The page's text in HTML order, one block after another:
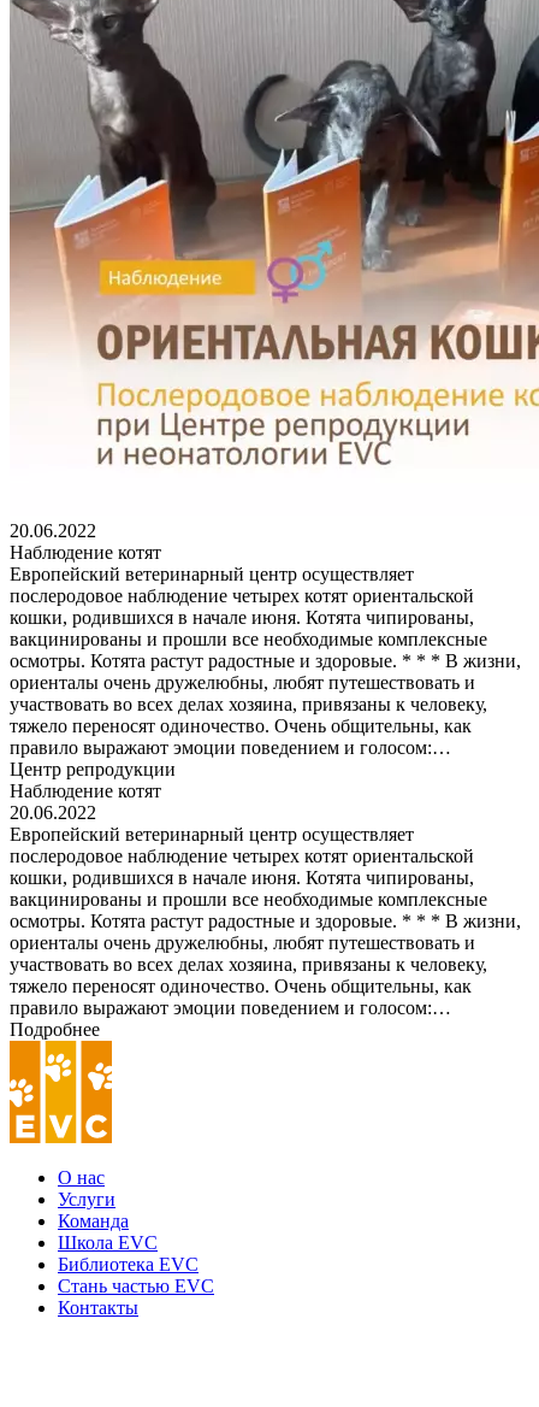
20.06.2022
Наблюдение котят
Европейский ветеринарный центр осуществляет
послеродовое наблюдение четырех котят ориентальской
кошки, родившихся в начале июня. Котята чипированы,
вакцинированы и прошли все необходимые комплексные
осмотры. Котята растут радостные и здоровые. * * * В жизни,
ориенталы очень дружелюбны, любят путешествовать и
участвовать во всех делах хозяина, привязаны к человеку,
тяжело переносят одиночество. Очень общительны, как
правило выражают эмоции поведением и голосом:…
Центр репродукции
Наблюдение котят
20.06.2022
Европейский ветеринарный центр осуществляет
послеродовое наблюдение четырех котят ориентальской
кошки, родившихся в начале июня. Котята чипированы,
вакцинированы и прошли все необходимые комплексные
осмотры. Котята растут радостные и здоровые. * * * В жизни,
ориенталы очень дружелюбны, любят путешествовать и
участвовать во всех делах хозяина, привязаны к человеку,
тяжело переносят одиночество. Очень общительны, как
правило выражают эмоции поведением и голосом:…
Подробнее
О нас
Услуги
Команда
Школа EVC
Библиотека EVC
Стань частью EVC
Контакты